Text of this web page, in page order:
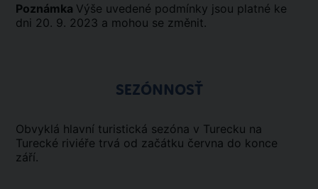
Poznámka Výše uvedené podmínky jsou platné ke
dni 20. 9. 2023 a mohou se změnit.
SEZÓNNOSŤ
Obvyklá hlavní turistická sezóna v Turecku na
Turecké riviéře trvá od začátku června do konce
září.